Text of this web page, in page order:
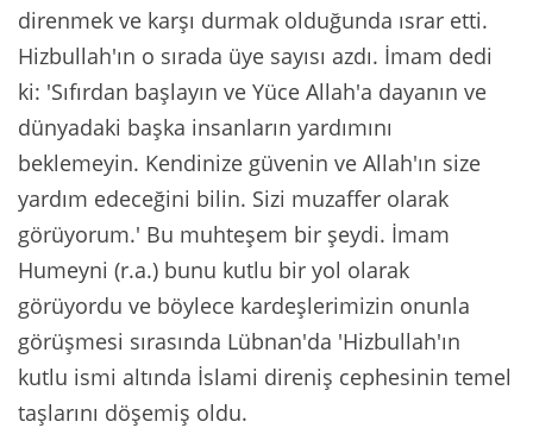
direnmek ve karşı durmak olduğunda ısrar etti.
Hizbullah'ın o sırada üye sayısı azdı. İmam dedi
ki: 'Sıfırdan başlayın ve Yüce Allah'a dayanın ve
dünyadaki başka insanların yardımını
beklemeyin. Kendinize güvenin ve Allah'ın size
yardım edeceğini bilin. Sizi muzaffer olarak
görüyorum.' Bu muhteşem bir şeydi. İmam
Humeyni (r.a.) bunu kutlu bir yol olarak
görüyordu ve böylece kardeşlerimizin onunla
görüşmesi sırasında Lübnan'da 'Hizbullah'ın
kutlu ismi altında İslami direniş cephesinin temel
taşlarını döşemiş oldu.